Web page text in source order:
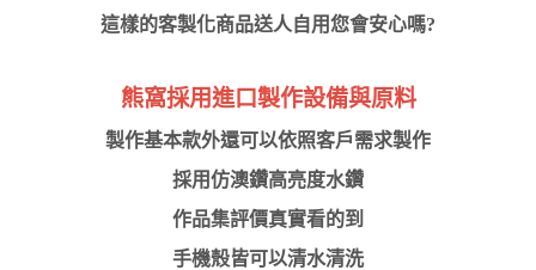
這樣的客製化商品送人自用您會安心嗎?
熊窩採用進口製作設備與原料
製作基本款外還可以依照客戶需求製作
採用仿澳鑽高亮度水鑽
作品集評價真實看的到
手機殼皆可以清水清洗